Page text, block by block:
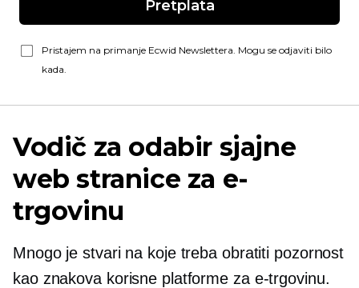
Pretplata
Pristajem na primanje Ecwid Newslettera. Mogu se odjaviti bilo
kada.
Vodič za odabir sjajne
web stranice za e-
trgovinu
Mnogo je stvari na koje treba obratiti pozornost
kao znakova korisne platforme za e-trgovinu.